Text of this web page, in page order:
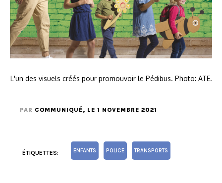
L'un des visuels créés pour promouvoir le Pédibus. Photo: ATE.
PAR COMMUNIQUÉ, LE 1 NOVEMBRE 2021
ÉTIQUETTES: ENFANTS POLICE TRANSPORTS